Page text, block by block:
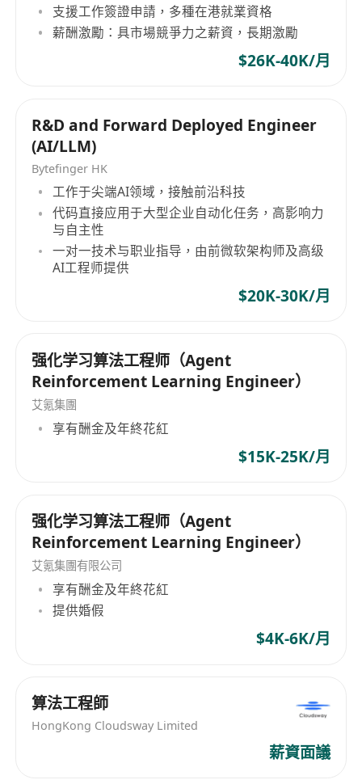
支援工作簽證申請，多種在港就業資格
薪酬激勵：具市場競爭力之薪資，長期激勵
$26K-40K/月
R&D and Forward Deployed Engineer
(AI/LLM)
Bytefinger HK
工作于尖端AI领域，接触前沿科技
代码直接应用于大型企业自动化任务，高影响力
与自主性
一对一技术与职业指导，由前微软架构师及高级
AI工程师提供
$20K-30K/月
强化学习算法工程师（Agent
Reinforcement Learning Engineer）
艾氪集團
享有酬金及年終花紅
$15K-25K/月
强化学习算法工程师（Agent
Reinforcement Learning Engineer）
艾氪集團有限公司
享有酬金及年終花紅
提供婚假
$4K-6K/月
算法工程師
HongKong Cloudsway Limited
薪資面議